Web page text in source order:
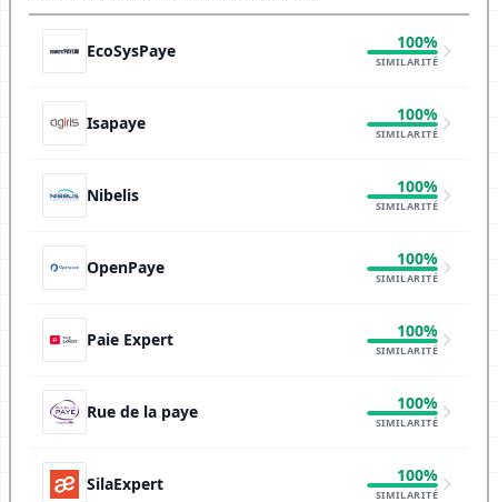
EcoSysPaye 100%
SIMILARITÉ
Isapaye 100%
SIMILARITÉ
Nibelis 100%
SIMILARITÉ
OpenPaye 100%
SIMILARITÉ
Paie Expert 100%
SIMILARITÉ
Rue de la paye 100%
SIMILARITÉ
SilaExpert 100%
SIMILARITÉ